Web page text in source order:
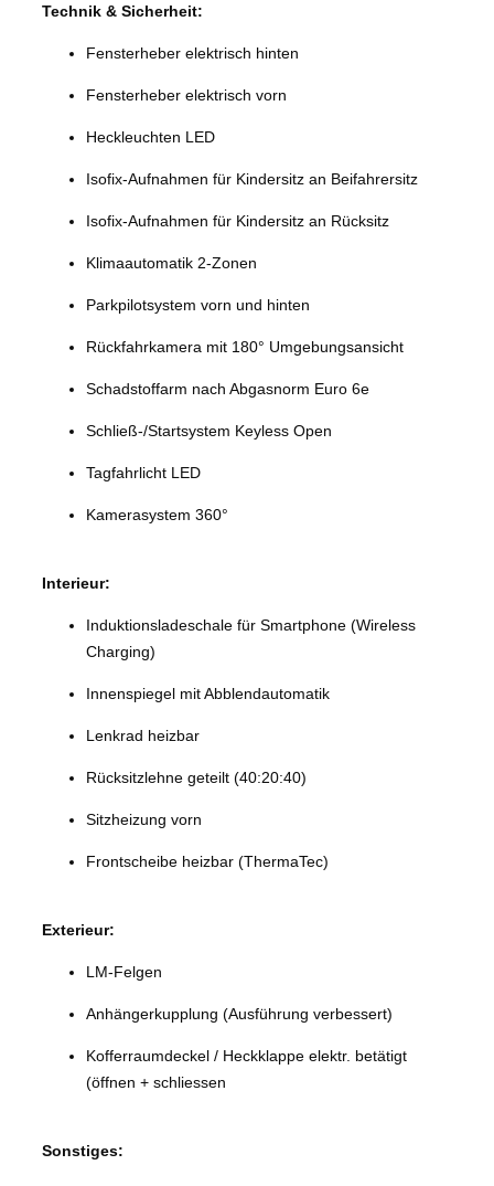
Technik & Sicherheit:
Fensterheber elektrisch hinten
Fensterheber elektrisch vorn
Heckleuchten LED
Isofix-Aufnahmen für Kindersitz an Beifahrersitz
Isofix-Aufnahmen für Kindersitz an Rücksitz
Klimaautomatik 2-Zonen
Parkpilotsystem vorn und hinten
Rückfahrkamera mit 180° Umgebungsansicht
Schadstoffarm nach Abgasnorm Euro 6e
Schließ-/Startsystem Keyless Open
Tagfahrlicht LED
Kamerasystem 360°
Interieur:
Induktionsladeschale für Smartphone (Wireless
Charging)
Innenspiegel mit Abblendautomatik
Lenkrad heizbar
Rücksitzlehne geteilt (40:20:40)
Sitzheizung vorn
Frontscheibe heizbar (ThermaTec)
Exterieur:
LM-Felgen
Anhängerkupplung (Ausführung verbessert)
Kofferraumdeckel / Heckklappe elektr. betätigt
(öffnen + schliessen
Sonstiges: